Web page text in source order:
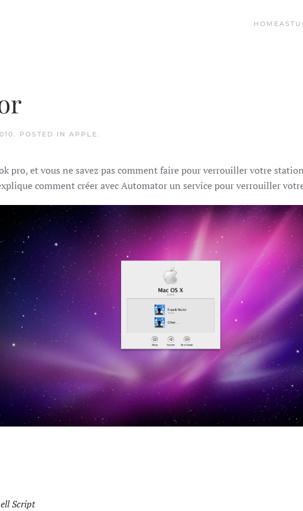
HOME
. POSTED IN APPLE.
pro, et vous ne savez pas comment faire pour verrouiller votre
comment créer avec Automator un service pour verrouiller
Script